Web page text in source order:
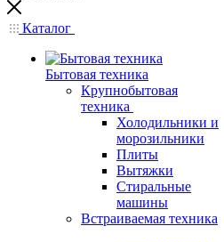
Каталог
Бытовая техника
Крупнобытовая
техника
Холодильники и
морозильники
Плиты
Вытяжки
Стиральные
машины
Встраиваемая техника